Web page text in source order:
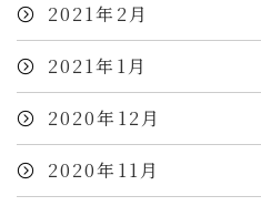
2021年2月
2021年1月
2020年12月
2020年11月